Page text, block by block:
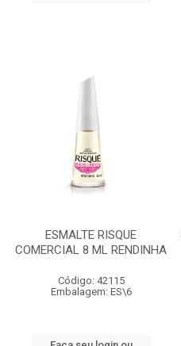
ESMALTE RISQUE
COMERCIAL 8 ML RENDINHA
Código: 42115
Embalagem: ES\6